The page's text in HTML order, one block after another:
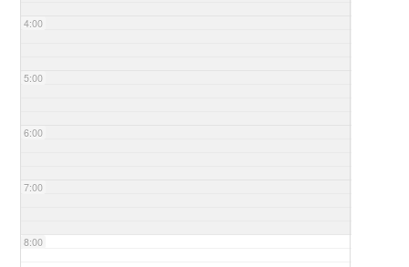
4:00
5:00
6:00
7:00
8:00